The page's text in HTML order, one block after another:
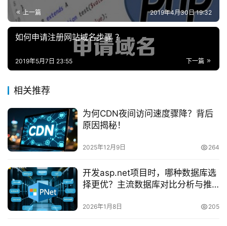
上一篇 2019年4月30日 19:32
如何申请注册网站域名步骤 ？
下一篇
2019年5月7日 23:55
相关推荐
为何CDN夜间访问速度骤降？背后
原因揭秘！
2025年12月9日 264
开发asp.net项目时，哪种数据库选
择更优？主流数据库对比分析与推
2026年1月8日 205